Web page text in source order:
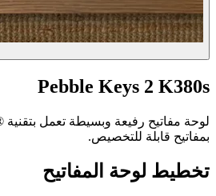
Pebble Keys 2 K380s
بمفاتيح قابلة للتخصيص.
تخطيط لوحة المفاتيح